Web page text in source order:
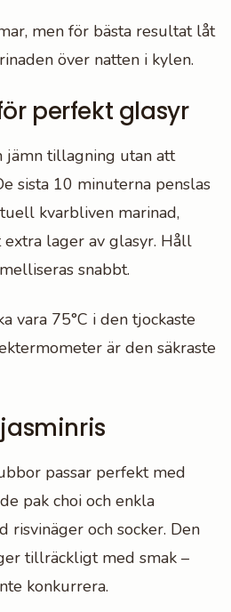
men för bästa resultat låt
över natten i kylen.
perfekt glasyr
jämn tillagning utan att
sista 10 minuterna penslas
kvarbliven marinad,
lager av glasyr. Håll
snabbt.
vara 75°C i den tjockaste
är den säkraste
passar perfekt med
pak choi och enkla
risvinäger och socker. Den
tillräckligt med smak –
konkurrera.